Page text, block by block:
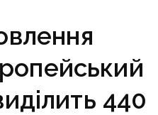
440